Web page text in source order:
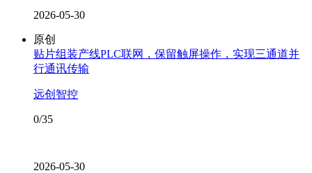
2026-05-30
原创
贴片组装产线PLC联网，保留触屏操作，实现三通道并
行通讯传输
远创智控
0/35
2026-05-30